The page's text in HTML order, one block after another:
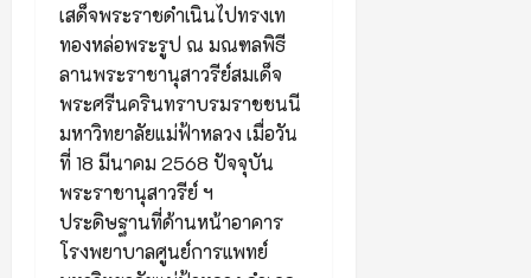
เสด็จพระราชดำเนินไปทรงเท
ทองหล่อพระรูป ณ มณฑลพิธี
ลานพระราชานุสาวรีย์สมเด็จ
พระศรีนครินทราบรมราชชนนี
มหาวิทยาลัยแม่ฟ้าหลวง เมื่อวัน
ที่ 18 มีนาคม 2568 ปัจจุบัน
พระราชานุสาวรีย์ ฯ
ประดิษฐานที่ด้านหน้าอาคาร
โรงพยาบาลศูนย์การแพทย์